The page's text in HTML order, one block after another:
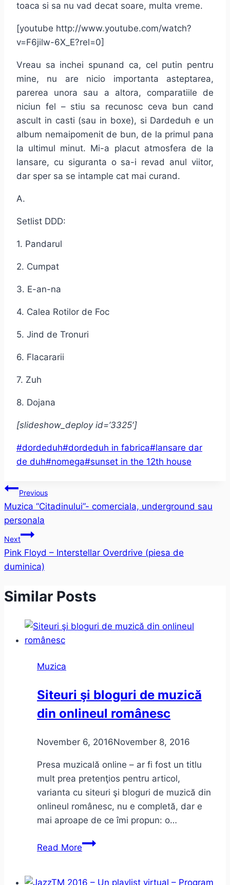
toaca si sa nu vad decat soare, multa vreme.
[youtube http://www.youtube.com/watch?
v=F6jilw-6X_E?rel=0]
Vreau sa inchei spunand ca, cel putin pentru
mine, nu are nicio importanta asteptarea,
parerea unora sau a altora, comparatiile de
niciun fel – stiu sa recunosc ceva bun cand
ascult in casti (sau in boxe), si Dardeduh e un
album nemaipomenit de bun, de la primul pana
la ultimul minut. Mi-a placut atmosfera de la
lansare, cu siguranta o sa-i revad anul viitor,
dar sper sa se intample cat mai curand.
A.
Setlist DDD:
1. Pandarul
2. Cumpat
3. E-an-na
4. Calea Rotilor de Foc
5. Jind de Tronuri
6. Flacararii
7. Zuh
8. Dojana
[slideshow_deploy id=’3325′]
Post
Tags:
#dordeduh#dordeduh in fabrica#lansare dar
de duh#nomega#sunset in the 12th house
Post
navigation
Previous
Muzica “Citadinului”- comerciala, underground sau
personala
Next
Pink Floyd – Interstellar Overdrive (piesa de
duminica)
Similar Posts
Muzica
Siteuri şi bloguri de muzică
din onlineul românesc
November 6, 2016November 8, 2016
Presa muzicală online – ar fi fost un titlu
mult prea pretenţios pentru articol,
varianta cu siteuri şi bloguri de muzică din
onlineul românesc, nu e completă, dar e
mai aproape de ce îmi propun: o…
Read MoreSiteuri